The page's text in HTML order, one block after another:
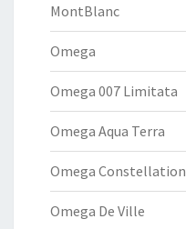
MontBlanc
Omega
Omega 007 Limitata
Omega Aqua Terra
Omega Constellation
Omega De Ville